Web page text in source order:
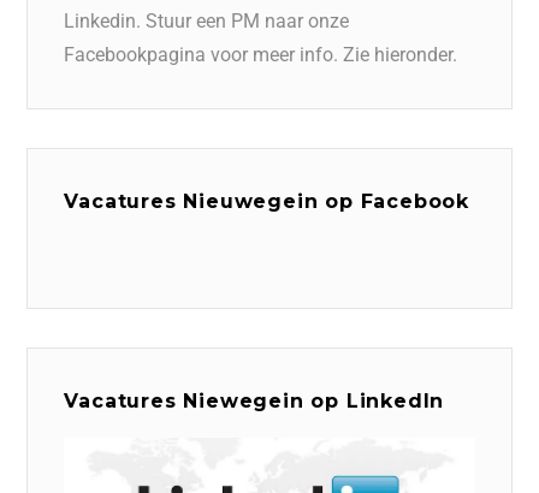
Linkedin. Stuur een PM naar onze
Facebookpagina voor meer info. Zie hieronder.
Vacatures Nieuwegein op Facebook
Vacatures Niewegein op LinkedIn